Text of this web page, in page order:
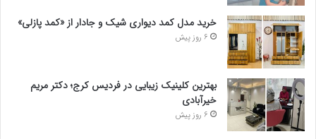
خرید مدل کمد دیواری شیک و جادار از «کمد پازلی»
6 روز پیش
بهترین کلینیک زیبایی در فردیس کرج؛ دکتر مریم
خیرآبادی
6 روز پیش